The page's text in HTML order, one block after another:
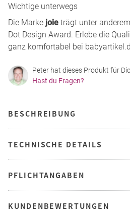
Wichtige unterwegs
Die Marke joie trägt unter
Dot Design Award. Erlebe die
ganz komfortabel bei
Peter hat dieses Produkt für
Hast du Fragen?
BESCHREIBUNG
TECHNISCHE DETAILS
PFLICHTANGABEN
KUNDENBEWERTUNGEN